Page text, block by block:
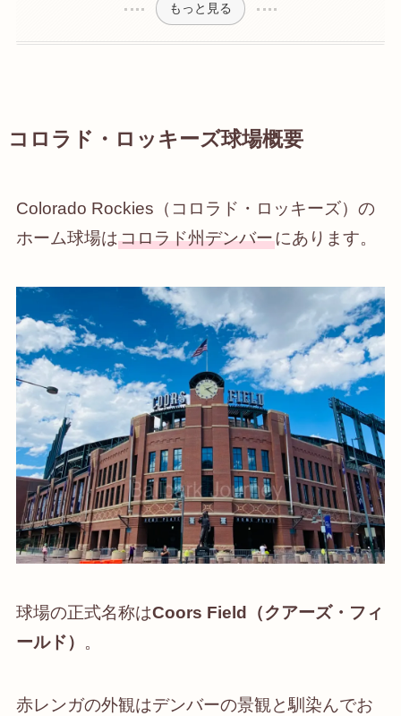
もっと見る
コロラド・ロッキーズ球場概要
Colorado Rockies（コロラド・ロッキーズ）の
ホーム球場はコロラド州デンバーにあります。
球場の正式名称はCoors Field（クアーズ・フィ
ールド） 。
赤レンガの外観はデンバーの景観と馴染んでお